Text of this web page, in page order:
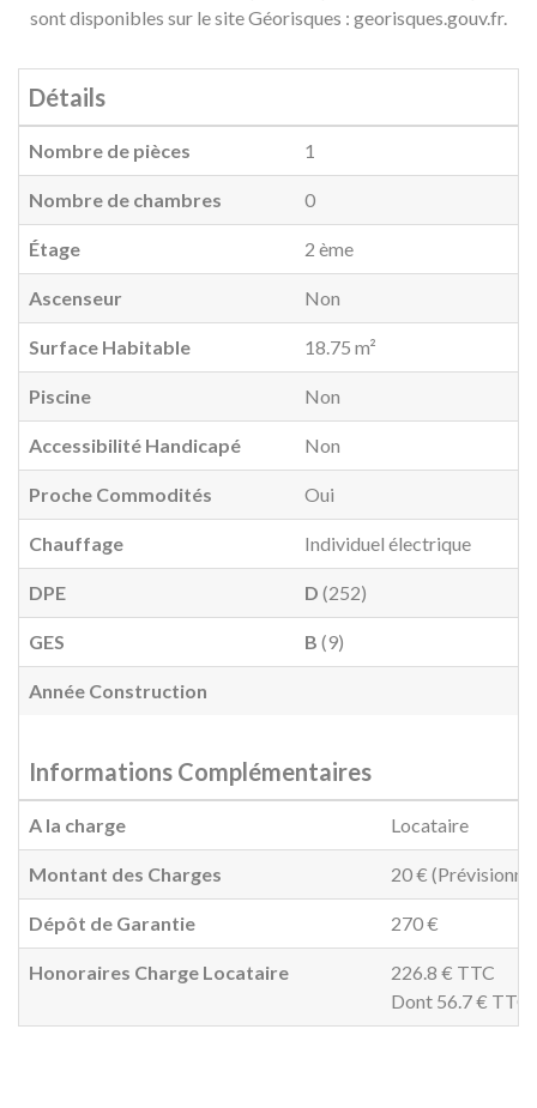
sont disponibles sur le site Géorisques : georisques.gouv.fr.
Détails
Nombre de pièces 1
Nombre de chambres 0
Étage 2 ème
Ascenseur Non
Surface Habitable 18.75 m²
Piscine Non
Accessibilité Handicapé Non
Proche Commodités Oui
Chauffage Individuel électrique
DPE D (252)
GES B (9)
Année Construction
Informations Complémentaires
A la charge Locataire
Montant des Charges 20 €
Dépôt de Garantie 270 €
Honoraires Charge Locataire
226.8 € TTC
Dont 56.7 € TTC